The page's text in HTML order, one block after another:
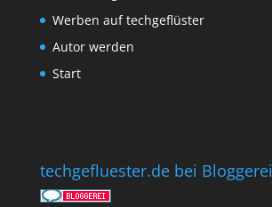
Werben auf techgeflüster
Autor werden
Start
techgefluester.de bei Bloggerei